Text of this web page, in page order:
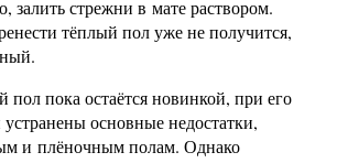
залить стрежни в мате раствором.
тёплый пол уже не получится,
пока остаётся новинкой, при его
основные недостатки,
и плёночным полам. Однако